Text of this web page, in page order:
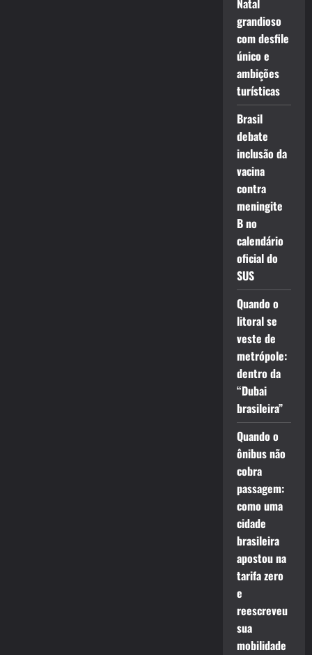
Natal
grandioso
com desfile
único e
ambições
turísticas
Brasil
debate
inclusão da
vacina
contra
meningite
B no
calendário
oficial do
SUS
Quando o
litoral se
veste de
metrópole:
dentro da
“Dubai
brasileira”
Quando o
ônibus não
cobra
passagem:
como uma
cidade
brasileira
apostou na
tarifa zero
e
reescreveu
sua
mobilidade